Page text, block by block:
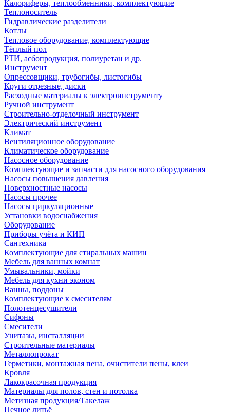
Калориферы, теплообменники, комплектующие
Теплоноситель
Гидравлические разделители
Котлы
Тепловое оборудование, комплектующие
Тёплый пол
РТИ, асбопродукция, полиуретан и др.
Инструмент
Опрессовщики, трубогибы, листогибы
Круги отрезные, диски
Расходные материалы к электроинструменту
Ручной инструмент
Строительно-отделочный инструмент
Электрический инструмент
Климат
Вентиляционное оборудование
Климатическое оборудование
Насосное оборудование
Комплектующие и запчасти для насосного оборудования
Насосы повышения давления
Поверхностные насосы
Насосы прочее
Насосы циркуляционные
Установки водоснабжения
Оборудование
Приборы учёта и КИП
Сантехника
Комплектующие для стиральных машин
Мебель для ванных комнат
Умывальники, мойки
Мебель для кухни эконом
Ванны, поддоны
Комплектующие к смесителям
Полотенцесушители
Сифоны
Смесители
Унитазы, инсталляции
Строительные материалы
Металлопрокат
Герметики, монтажная пена, очистители пены, клеи
Кровля
Лакокрасочная продукция
Материалы для полов, стен и потолка
Метизная продукция/Такелаж
Печное литьё